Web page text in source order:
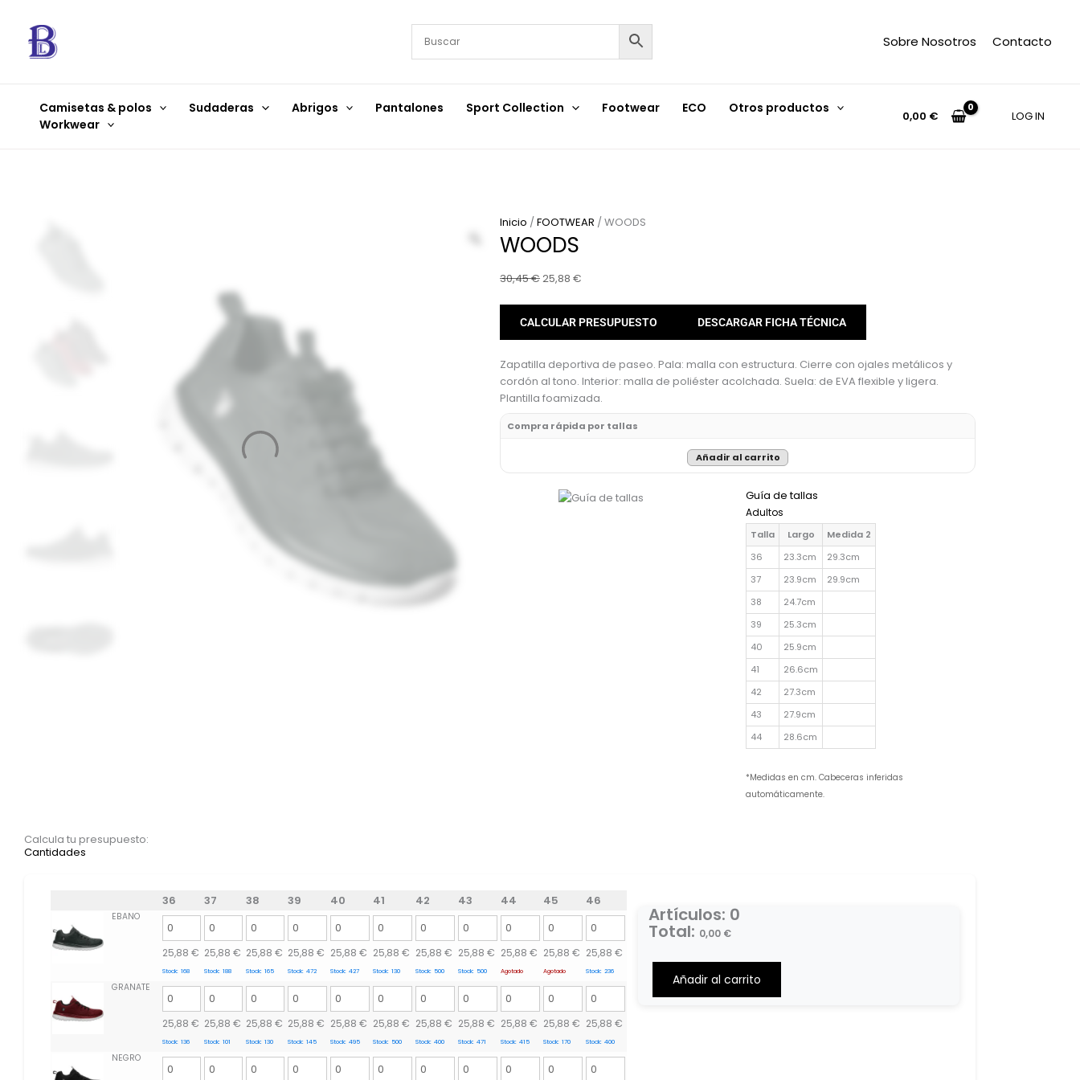
contenido
Sobre Nosotros Contacto
Camisetas & polos Sudaderas Abrigos Pantalones Sport Collection Footwear ECO
Otros productos
Workwear
0,00 € LOG IN
Inicio /FOOTWEAR / WOODS
WOODS
30,45€ El
era:
30,45 €.
25,88 €
es:
25,88 €.
CALCULAR PRESUPUESTO DESCARGAR FICHA TÉCNICA
Zapatilla deportiva de paseo. Pala: malla con estructura. Cierre con ojales metálicos y
cordón al tono. Interior: malla de poliéster acolchada. Suela: de EVA flexible y ligera.
Plantilla foamizada.
Compra rápida por tallas
Añadir al carrito
Guía de tallas
Adultos
Talla Largo
Medida 2
36
23.3cm
29.3cm
37
23.9cm
29.9cm
38
24.7cm
39
25.3cm
40
25.9cm
41
26.6cm
42
27.3cm
43
27.9cm
44
28.6cm
*Medidas en cm. Cabeceras inferidas
automáticamente.
Calcula tu presupuesto:
Cantidades
36 37 38 39 40 41 42 43 44 45 46
EBANO
25,88 €
Stock: 168
25,88 €
Stock: 188
25,88 €
Stock: 165
25,88 €
Stock: 472
25,88 €
Stock: 427
25,88 €
Stock: 130
25,88 €
Stock: 500
25,88 €
Stock: 500
25,88 €
Agotado
25,88 €
Agotado
25,88 €
Stock: 236
GRANATE
25,88 €
Stock: 136
25,88 €
Stock: 101
25,88 €
Stock: 130
25,88 €
Stock: 145
25,88 €
Stock: 495
25,88 €
Stock: 500
25,88 €
Stock: 400
25,88 €
Stock: 471
25,88 €
Stock: 415
25,88 €
Stock: 170
25,88 €
Stock: 400
NEGRO
Artículos: 0
Total: 0,00 €
Items,
Total
$0.00
Añadir al carrito